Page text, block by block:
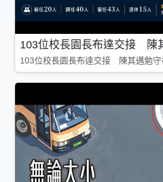
103位校長園長布達交接 陳
103位校長園長布達交接 陳其邁勉守